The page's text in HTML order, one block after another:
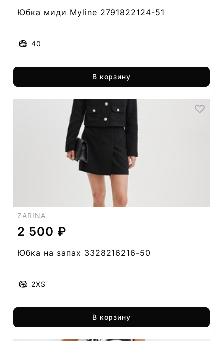
Юбка миди Myline 2791822124-51
40
В корзину
ZARINA
2 500 ₽
Юбка на запах 3328216216-50
2XS
В корзину